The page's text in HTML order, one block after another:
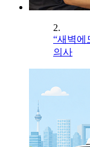
2.
“새벽에
의사